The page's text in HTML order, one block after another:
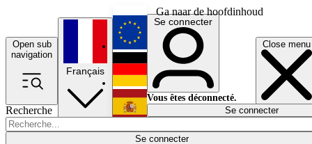
Ga naar de hoofdinhoud
Open sub
navigation
Close menu
Recherche
Se connecter
Économie
Français
English
Deutsch
Español
Se connecter
Vous êtes déconnecté.
Se connecter